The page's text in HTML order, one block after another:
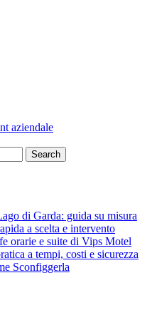
aziendale
di Garda: guida su misura
a scelta e intervento
orarie e suite di Vips Motel
a tempi, costi e sicurezza
Sconfiggerla